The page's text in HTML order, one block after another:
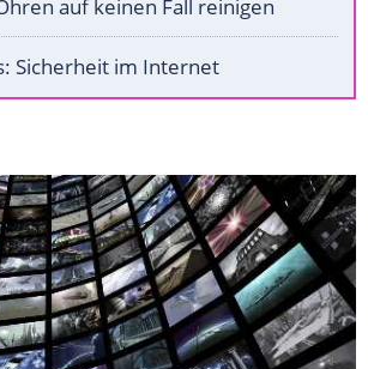
auf keinen Fall reinigen
Sicherheit im Internet